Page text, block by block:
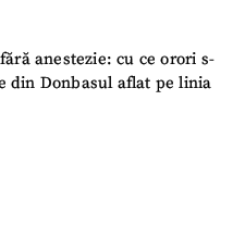
anestezie: cu ce orori s-
din Donbasul aflat pe linia